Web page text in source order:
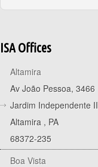
ISA Offices
Altamira
Av João Pessoa, 3466
Jardim Independente II
Altamira , PA
68372-235
Boa Vista